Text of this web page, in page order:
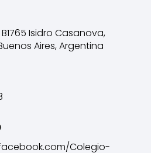
B1765 Isidro Casanova,
Aires, Argentina
Colegio-